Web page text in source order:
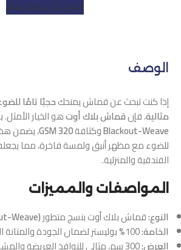
احصل على عرض سعر
الوصف
إذا كنت تبحث عن قماش يمنحكحجبًا تامًا
مثالية، فإنقماش بلاك أوتهو الخيار
Blackout-Weaveوكثافة320 GSM
، يضمن
للضوء مع مظهر أنيق ولمسة فاخرة، مما يجعله
الفندقية والمنزلية.
المواصفات والمميزات
النوع:قماش بلاك أوت بنسج متطور(Blackout-Weave)
الخامة:
العرض:
300 سم، مثالي للنوافذ العريضة